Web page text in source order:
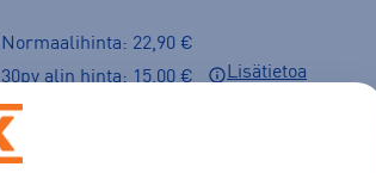
Normaalihinta: 22,90 €
30pv alin hinta: 15,00 €
Lisätietoa